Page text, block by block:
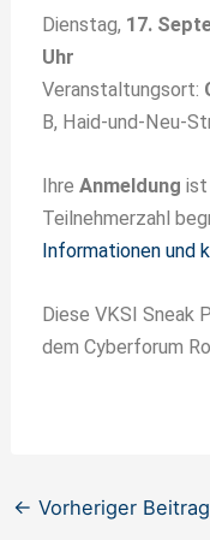
Dienstag, 17.
Uhr
Veranstaltungsort:
B, Haid-und-Neu-
IhreAnmeldungist
Teilnehmerzahl
Informationen und
Diese VKSI Sneak
dem Cyberforum
← Vorheriger Beitrag